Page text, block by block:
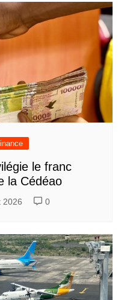
le franc
la Cédéao
2026 0